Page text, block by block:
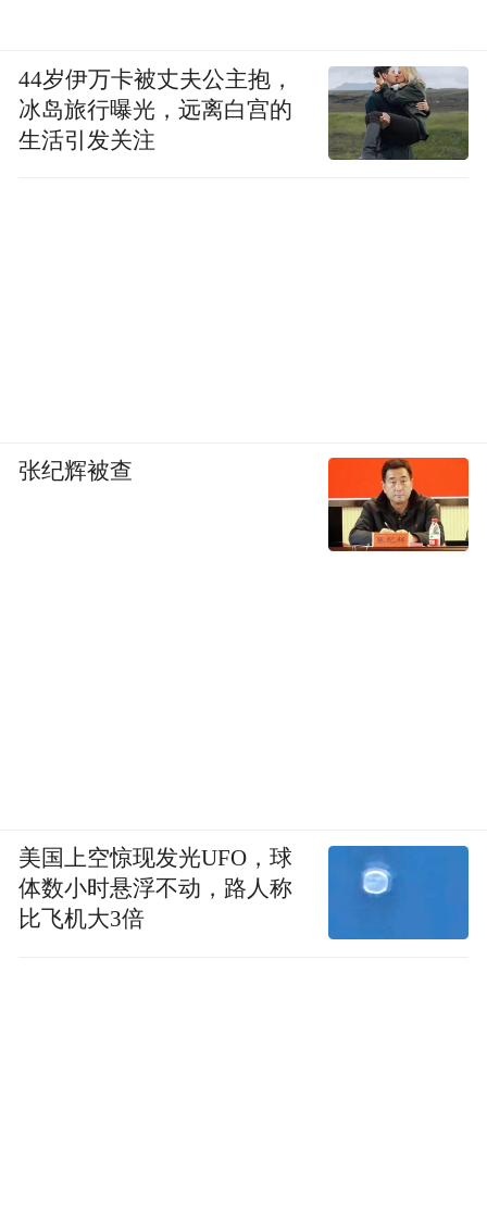
44岁伊万卡被丈夫公主抱，
冰岛旅行曝光，远离白宫的
生活引发关注
张纪辉被查
美国上空惊现发光UFO，球
体数小时悬浮不动，路人称
比飞机大3倍